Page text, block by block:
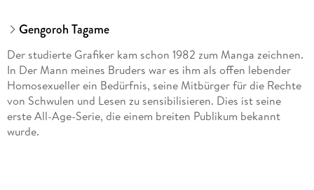
Gengoroh Tagame
Der studierte Grafiker kam schon 1982 zum Manga zeichnen.
In Der Mann meines Bruders war es ihm als offen lebender
Homosexueller ein Bedürfnis, seine Mitbürger für die Rechte
von Schwulen und Lesen zu sensibilisieren. Dies ist seine
erste All-Age-Serie, die einem breiten Publikum bekannt
wurde.